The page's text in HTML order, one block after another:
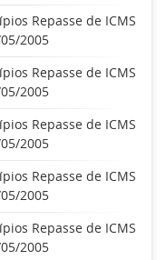
Repasse de ICMS
2005
Repasse de ICMS
2005
Repasse de ICMS
2005
Repasse de ICMS
2005
Repasse de ICMS
2005